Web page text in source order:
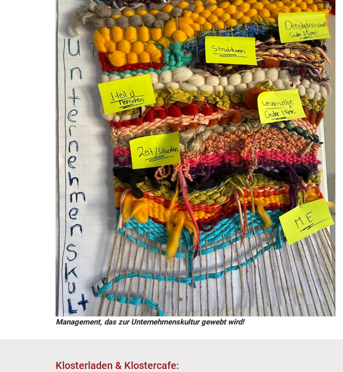
Management, das zur Unternehmenskultur gewebt wird!
Klosterladen & Klostercafe: